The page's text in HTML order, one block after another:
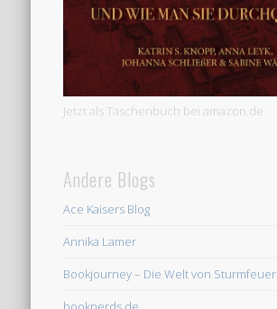
Jetzt als Taschenbuch bei amazon.de
Andere Blogs
Ace Kaisers Blog
Annika Lamer
Bookjourney – Die Welt von Sturmfeuer